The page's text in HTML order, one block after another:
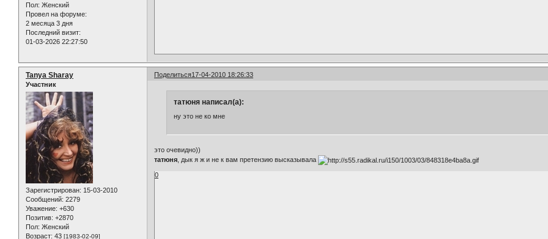
Пол: Женский
Провел на форуме:
2 месяца 3 дня
Последний визит:
01-03-2026 22:27:50
Поделиться17-04-2010 18:26:33
Tanya Sharay
Участник
Зарегистрирован: 15-03-2010
Сообщений: 2279
Уважение: +630
Позитив: +2870
Пол: Женский
Возраст: 43 [1983-02-09]
татюня написал(а):
ну это не ко мне
это очевидно))
татюня , дык я ж и не к вам претензию высказывала
0